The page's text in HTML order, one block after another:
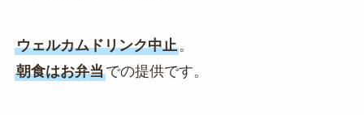
ウェルカムドリンク中止。
朝食はお弁当での提供です。